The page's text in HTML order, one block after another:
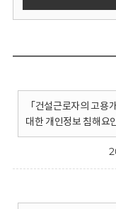
「건설근로자의 고용
대한 개인정보 침해요